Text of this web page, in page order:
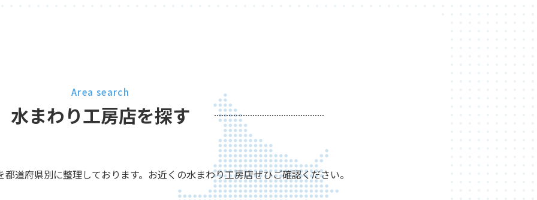
Area search
水まわり工房店を探す
道府県別に整理しております。お近くの水まわり工房店ぜひご確認ください。